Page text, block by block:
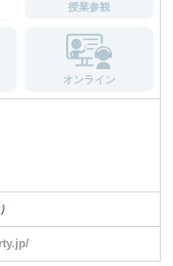
授業参観
オンライン